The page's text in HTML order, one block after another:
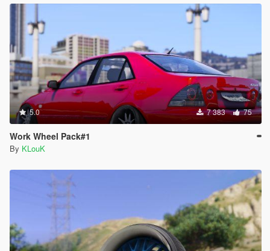
5.0 7 383 75
Work Wheel Pack#1
By KLouK